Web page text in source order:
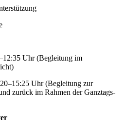
Uhr (Begleitung im
Uhr (Begleitung zur
zurück im Rahmen der Ganztags-